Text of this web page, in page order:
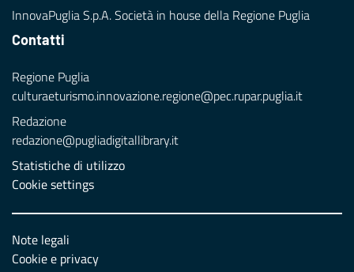
InnovaPuglia S.p.A. Società in house della Regione Puglia
Contatti
Regione Puglia
culturaeturismo.innovazione.regione@pec.rupar.puglia.it
Redazione
redazione@pugliadigitallibrary.it
Statistiche di utilizzo
Cookie settings
Note legali
Cookie e privacy